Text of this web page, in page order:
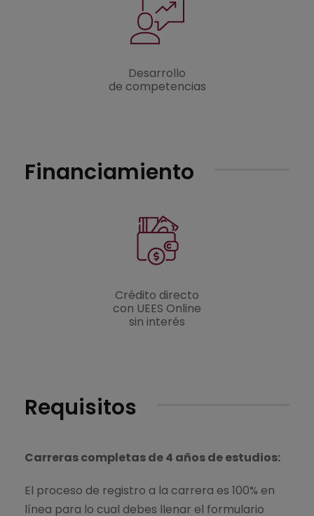
Desarrollo
de competencias
Financiamiento
Crédito directo
con UEES Online
sin interés
Requisitos
Carreras completas de 4 años de estudios:
El proceso de registro a la carrera es 100% en
línea para lo cual debes llenar el formulario